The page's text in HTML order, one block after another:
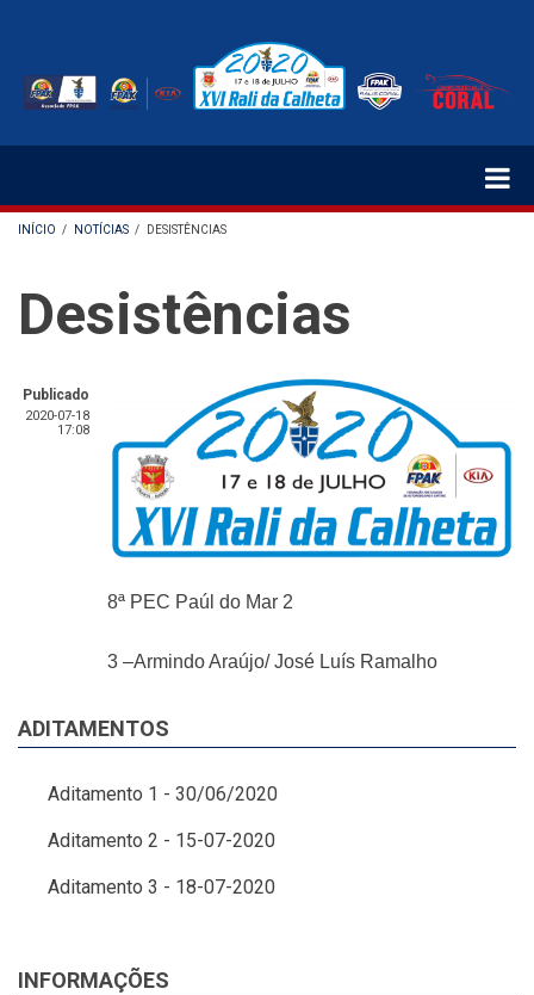
conteúdo
ESTRUTURAL
INÍCIO / NOTÍCIAS / DESISTÊNCIAS
Desistências
Publicado
2020-07-18
17:08
8ª PEC Paúl do Mar 2
3 –Armindo Araújo/ José Luís Ramalho
ADITAMENTOS
Aditamento 1 - 30/06/2020
Aditamento 2 - 15-07-2020
Aditamento 3 - 18-07-2020
INFORMAÇÕES